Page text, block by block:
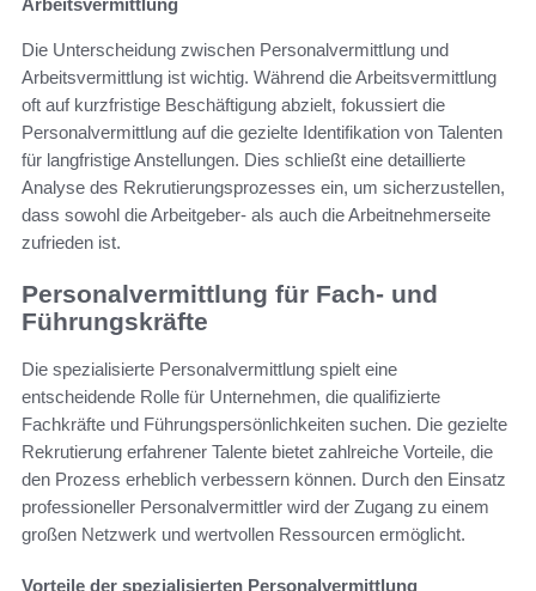
Die Unterscheidung zwischen Personalvermittlung und
Arbeitsvermittlung ist wichtig. Während die Arbeitsvermittlung
oft auf kurzfristige Beschäftigung abzielt, fokussiert die
Personalvermittlung auf die gezielte Identifikation von Talenten
für langfristige Anstellungen. Dies schließt eine detaillierte
Analyse des Rekrutierungsprozesses ein, um sicherzustellen,
dass sowohl die Arbeitgeber- als auch die Arbeitnehmerseite
zufrieden ist.
Personalvermittlung für Fach- und
Führungskräfte
Die spezialisierte Personalvermittlung spielt eine
entscheidende Rolle für Unternehmen, die qualifizierte
Fachkräfte und Führungspersönlichkeiten suchen. Die gezielte
Rekrutierung erfahrener Talente bietet zahlreiche Vorteile, die
den Prozess erheblich verbessern können. Durch den Einsatz
professioneller Personalvermittler wird der Zugang zu einem
großen Netzwerk und wertvollen Ressourcen ermöglicht.
Vorteile der spezialisierten Personalvermittlung